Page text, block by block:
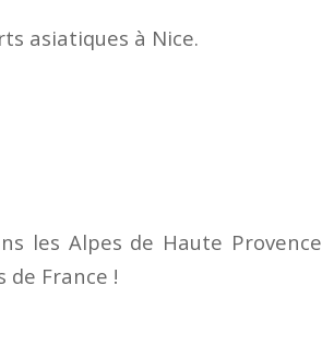
asiatiques à Nice.
les Alpes de Haute Provence
de France !